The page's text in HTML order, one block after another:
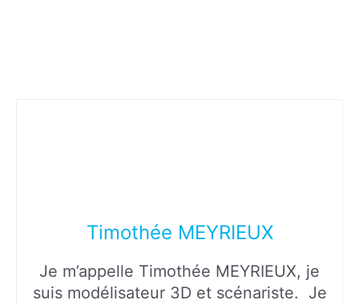
Timothée MEYRIEUX
Je m’appelle Timothée MEYRIEUX, je
suis modélisateur 3D et scénariste. Je